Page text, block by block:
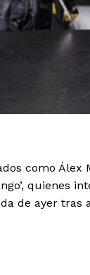
como Álex
quienes
de ayer tras